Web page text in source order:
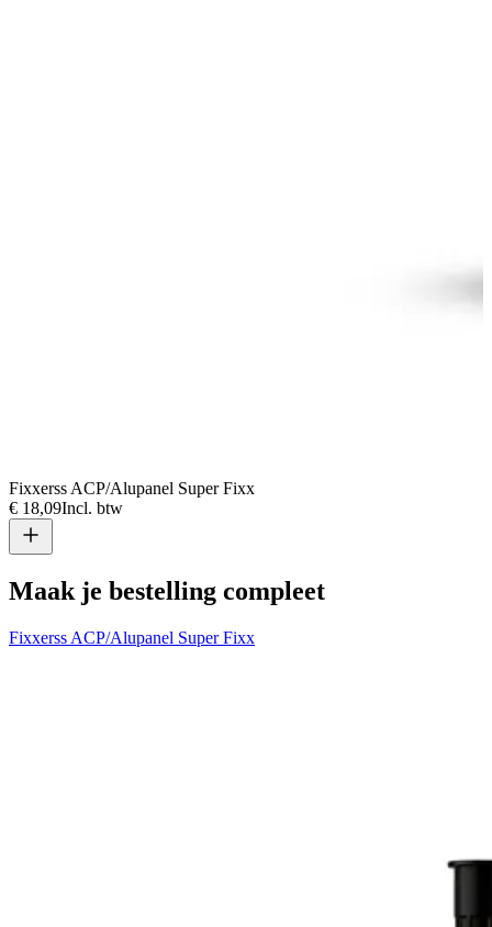
Fixxerss ACP/Alupanel Super Fixx
€ 18,09Incl. btw
Maak je bestelling compleet
Fixxerss ACP/Alupanel Super Fixx